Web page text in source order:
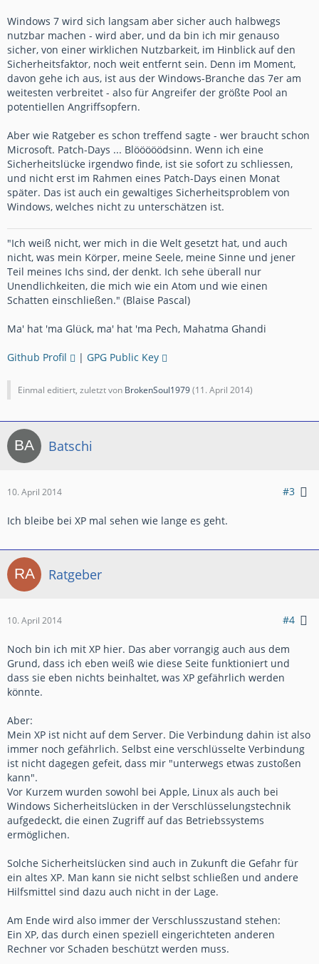
Windows 7 wird sich langsam aber sicher auch halbwegs
nutzbar machen - wird aber, und da bin ich mir genauso
sicher, von einer wirklichen Nutzbarkeit, im Hinblick auf den
Sicherheitsfaktor, noch weit entfernt sein. Denn im Moment,
davon gehe ich aus, ist aus der Windows-Branche das 7er am
weitesten verbreitet - also für Angreifer der größte Pool an
potentiellen Angriffsopfern.
Aber wie Ratgeber es schon treffend sagte - wer braucht schon
Microsoft. Patch-Days ... Blööööödsinn. Wenn ich eine
Sicherheitslücke irgendwo finde, ist sie sofort zu schliessen,
und nicht erst im Rahmen eines Patch-Days einen Monat
später. Das ist auch ein gewaltiges Sicherheitsproblem von
Windows, welches nicht zu unterschätzen ist.
"Ich weiß nicht, wer mich in die Welt gesetzt hat, und auch
nicht, was mein Körper, meine Seele, meine Sinne und jener
Teil meines Ichs sind, der denkt. Ich sehe überall nur
Unendlichkeiten, die mich wie ein Atom und wie einen
Schatten einschließen." (Blaise Pascal)
Ma' hat 'ma Glück, ma' hat 'ma Pech, Mahatma Ghandi
Github Profil | GPG Public Key
Einmal editiert, zuletzt von BrokenSoul1979(11. April 2014)
Batschi
10. April 2014 #3
Ich bleibe bei XP mal sehen wie lange es geht.
Ratgeber
10. April 2014 #4
Noch bin ich mit XP hier. Das aber vorrangig auch aus dem
Grund, dass ich eben weiß wie diese Seite funktioniert und
dass sie eben nichts beinhaltet, was XP gefährlich werden
könnte.
Aber:
Mein XP ist nicht auf dem Server. Die Verbindung dahin ist also
immer noch gefährlich. Selbst eine verschlüsselte Verbindung
ist nicht dagegen gefeit, dass mir "unterwegs etwas zustoßen
kann".
Vor Kurzem wurden sowohl bei Apple, Linux als auch bei
Windows Sicherheitslücken in der Verschlüsselungstechnik
aufgedeckt, die einen Zugriff auf das Betriebssystems
ermöglichen.
Solche Sicherheitslücken sind auch in Zukunft die Gefahr für
ein altes XP. Man kann sie nicht selbst schließen und andere
Hilfsmittel sind dazu auch nicht in der Lage.
Am Ende wird also immer der Verschlusszustand stehen:
Ein XP, das durch einen speziell eingerichteten anderen
Rechner vor Schaden beschützt werden muss.